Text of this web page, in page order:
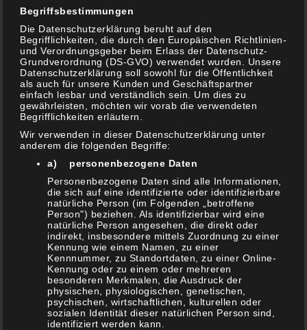
Nachtische / Desserts,Rezepte,vom Grill
Schreib
einen Kommentar
Gratinierter Spargel mit Spinat
Begriffsbestimmungen
Die Datenschutzerklärung beruht auf den
Begrifflichkeiten, die durch den Europäischen Richtlinien-
und Verordnungsgeber beim Erlass der Datenschutz-
Grundverordnung (DS-GVO) verwendet wurden. Unsere
Datenschutzerklärung soll sowohl für die Öffentlichkeit
als auch für unsere Kunden und Geschäftspartner
einfach lesbar und verständlich sein. Um dies zu
gewährleisten, möchten wir vorab die verwendeten
Begrifflichkeiten erläutern.
Wir verwenden in dieser Datenschutzerklärung unter
anderem die folgenden Begriffe:
a) personenbezogene Daten
Personenbezogene Daten sind alle Informationen,
die sich auf eine identifizierte oder identifizierbare
natürliche Person (im Folgenden „betroffene
Person") beziehen. Als identifizierbar wird eine
natürliche Person angesehen, die direkt oder
indirekt, insbesondere mittels Zuordnung zu einer
Kennung wie einem Namen, zu einer
Kennnummer, zu Standortdaten, zu einer Online-
Kennung oder zu einem oder mehreren
besonderen Merkmalen, die Ausdruck der
physischen, physiologischen, genetischen,
psychischen, wirtschaftlichen, kulturellen oder
sozialen Identität dieser natürlichen Person sind,
identifiziert werden kann.